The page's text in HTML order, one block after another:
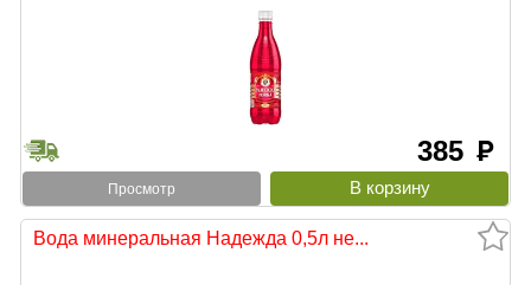
385 руб
Просмотр
Вода минеральная Надежда 0,5л не...